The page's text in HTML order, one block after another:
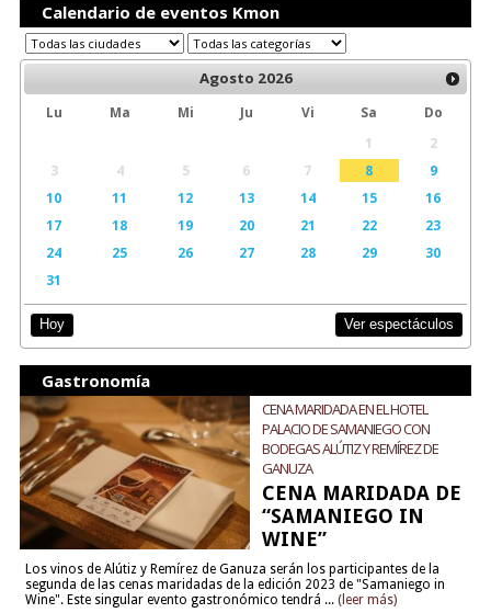
Calendario de eventos Kmon
Agosto 2026
Lu Ma Mi Ju Vi Sa
Do
1
2
3
4 5 6 7 8
9
10
11 12 13 14 15
16
17
18 19 20 21 22
23
24
25 26 27 28 29
30
31
Hoy Ver espectáculos
Gastronomía
CENA MARIDADA EN EL HOTEL
PALACIO DE SAMANIEGO CON
BODEGAS ALÚTIZ Y REMÍREZ DE
GANUZA
CENA MARIDADA DE
“SAMANIEGO IN
WINE”
Los vinos de Alútiz y Remírez de Ganuza serán los participantes de la
segunda de las cenas maridadas de la edición 2023 de "Samaniego in
Wine". Este singular evento gastronómico tendrá ... (leer más)